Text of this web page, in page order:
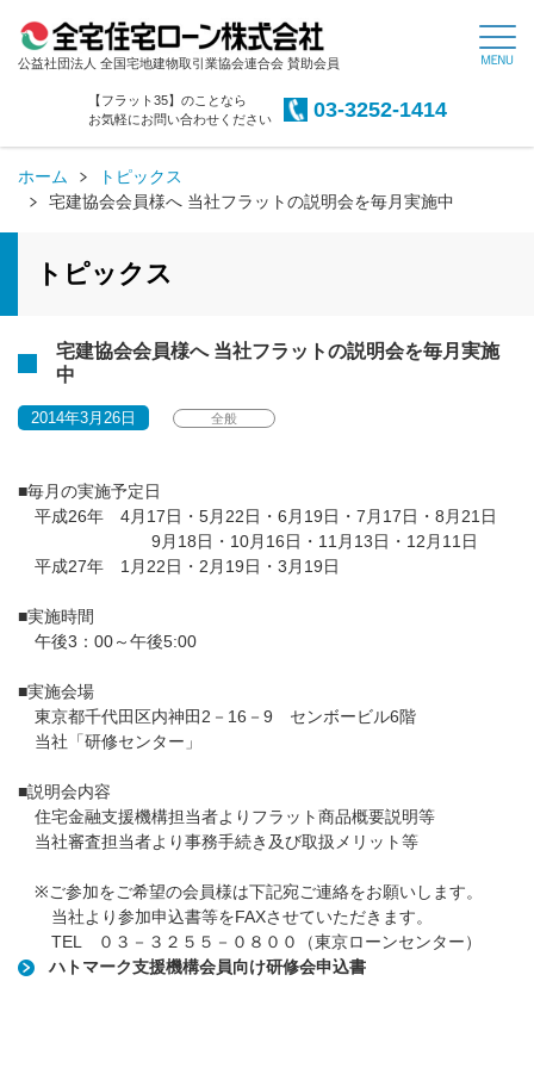
公益社団法人 全国宅地建物取引業協会連合会 賛助会員
【フラット35】のことなら
お気軽にお問い合わせください
03-3252-1414
ホーム
トピックス
宅建協会会員様へ 当社フラットの説明会を毎月実施中
トピックス
宅建協会会員様へ 当社フラットの説明会を毎月実施
中
2014年3月26日 全般
■毎月の実施予定日
平成26年 4月17日・5月22日・6月19日・7月17日・8月21日
9月18日・10月16日・11月13日・12月11日
平成27年 1月22日・2月19日・3月19日
■実施時間
午後3：00～午後5:00
■実施会場
東京都千代田区内神田2－16－9 センボービル6階
当社「研修センター」
■説明会内容
住宅金融支援機構担当者よりフラット商品概要説明等
当社審査担当者より事務手続き及び取扱メリット等
※ご参加をご希望の会員様は下記宛ご連絡をお願いします。
当社より参加申込書等をFAXさせていただきます。
TEL ０３－３２５５－０８００（東京ローンセンター）
ハトマーク支援機構会員向け研修会申込書